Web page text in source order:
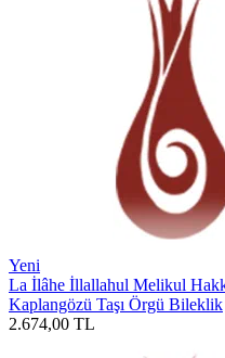
Yeni
La İlâhe İllallahul Melikul
Kaplangözü Taşı Örgü Bileklik
2.674,00 TL